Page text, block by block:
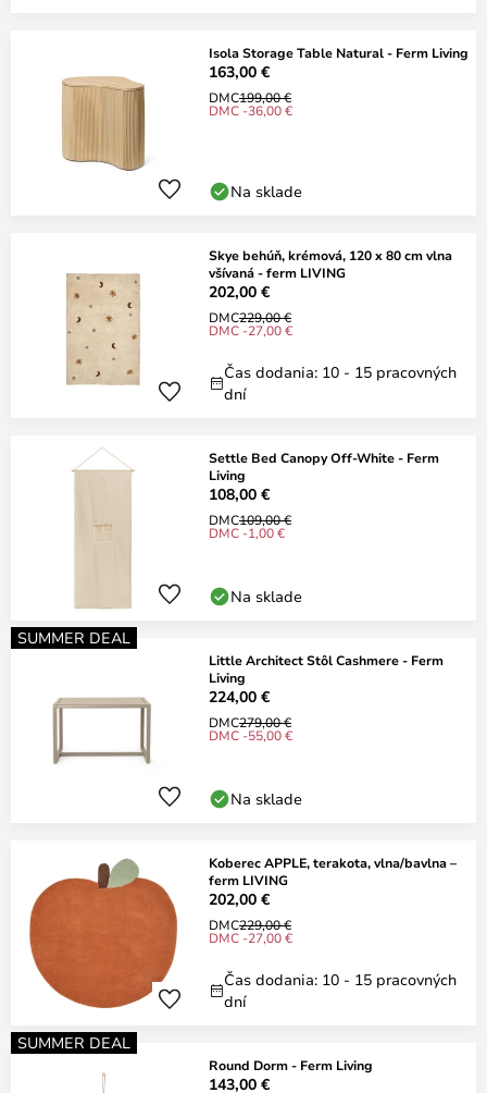
Isola Storage Table Natural - Ferm Living
163,00 €
DMC199,00 €
DMC -36,00 €
Na sklade
Skye behúň, krémová, 120 x 80 cm vlna
všívaná - ferm LIVING
202,00 €
DMC229,00 €
DMC -27,00 €
Čas dodania: 10 - 15 pracovných
dní
Settle Bed Canopy Off-White - Ferm
Living
108,00 €
DMC109,00 €
DMC -1,00 €
Na sklade
SUMMER DEAL
Little Architect Stôl Cashmere - Ferm
Living
224,00 €
DMC279,00 €
DMC -55,00 €
Na sklade
Koberec APPLE, terakota, vlna/bavlna –
ferm LIVING
202,00 €
DMC229,00 €
DMC -27,00 €
Čas dodania: 10 - 15 pracovných
dní
SUMMER DEAL
Round Dorm - Ferm Living
143,00 €